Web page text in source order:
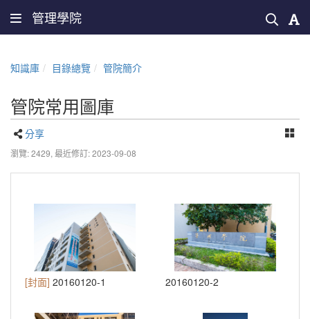
管理學院
知識庫 目錄總覽 管院簡介
管院常用圖庫
分享
瀏覽: 2429, 最近修訂: 2023-09-08
[封面] 20160120-1 20160120-2